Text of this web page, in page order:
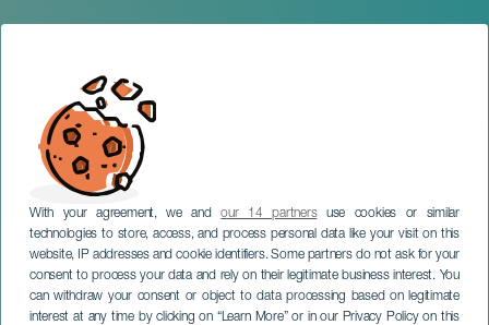
With your agreement, we andour 14 partnersuse cookies or similar
technologies to store, access, and process personal data like your visit on this
website, IP addresses and cookie identifiers. Some partners do not ask for your
consent to process your data and rely on their legitimate business interest. You
can withdraw your consent or object to data processing based on legitimate
interest at any time by clicking on “Learn More” or in our Privacy Policy on this
TENERIFE